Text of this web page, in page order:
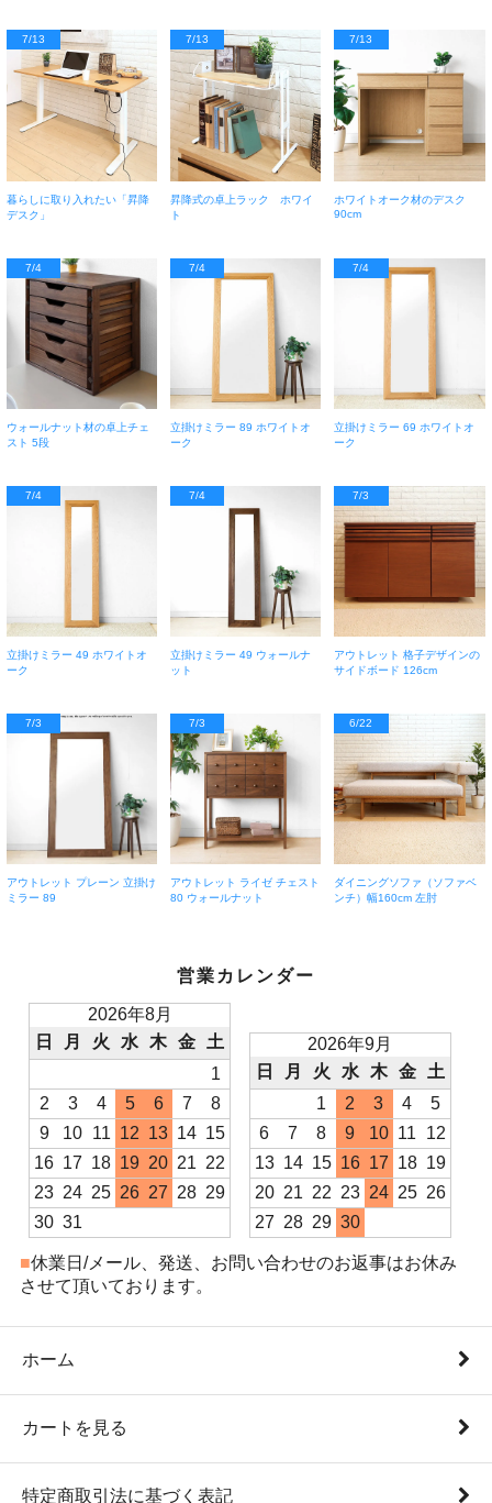
7/13
暮らしに取り入れたい「昇降
デスク」
7/13
昇降式の卓上ラック ホワイ
ト
7/13
ホワイトオーク材のデスク
90cm
7/4
ウォールナット材の卓上チェ
スト 5段
7/4
立掛けミラー 89 ホワイトオ
ーク
7/4
立掛けミラー 69 ホワイトオ
ーク
7/4
立掛けミラー 49 ホワイトオ
ーク
7/4
立掛けミラー 49 ウォールナ
ット
7/3
アウトレット 格子デザインの
サイドボード 126cm
7/3
アウトレット プレーン 立掛け
ミラー 89
7/3
アウトレット ライゼ チェスト
80 ウォールナット
6/22
ダイニングソファ（ソファベ
ンチ）幅160cm 左肘
営業カレンダー
2026年8月
日
月 火 水 木 金 土
1
2
3 4 5 6 7
8
9
10 11 12 13 14 15
16 17 18 19 20 21 22
23 24 25 26 27 28 29
30 31
2026年9月
日
月 火 水 木 金
土
1
2 3 4
5
6
7 8 9 10 11 12
13 14 15 16 17 18 19
20 21 22 23 24 25 26
27 28 29 30
■休業日/メール、発送、お問い合わせのお返事はお休み
させて頂いております。
ホーム
カートを見る
特定商取引法に基づく表記